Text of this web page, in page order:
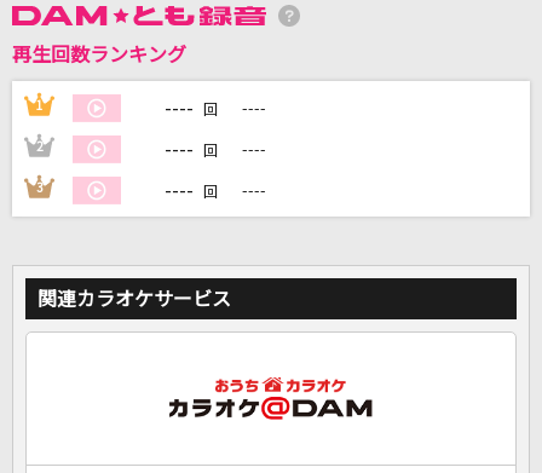
DAMに会員登録・ログインして
カラオケをもっと楽しもう！
自宅でカラオケ歌い放題！
家族や友達と一緒に！練習にも！
再生回数ランキング
1 ---- 回 ----
2 ---- 回 ----
3 ---- 回 ----
関連カラオケサービス